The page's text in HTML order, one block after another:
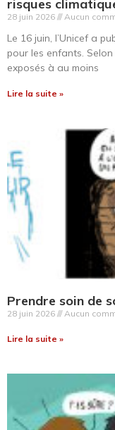
risques
28 juin 2026 Aucun
Le 16 juin, l’Unicef a
pour les enfants.
exposés à au moins
Lire la suite »
Prendre soin de
28 juin 2026 Aucun
Lire la suite »